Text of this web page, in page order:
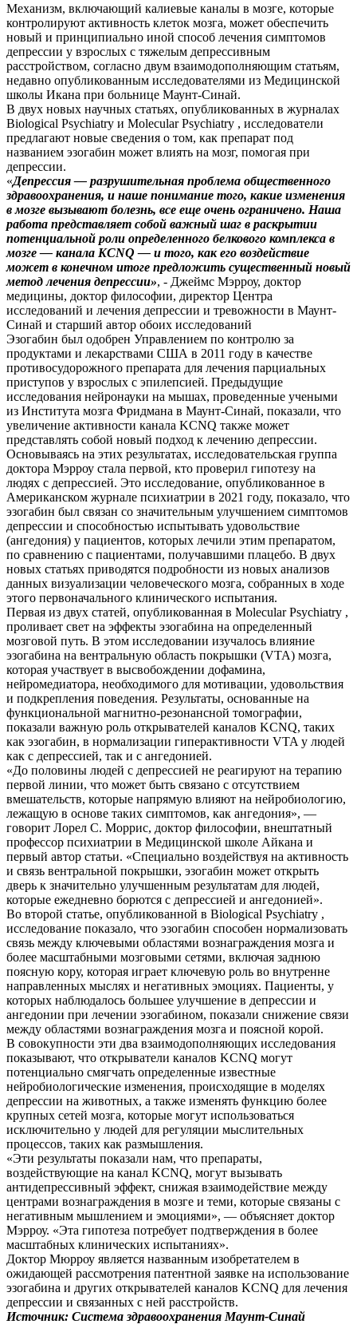
Механизм, включающий калиевые каналы в мозге, которые
контролируют активность клеток мозга, может обеспечить
новый и принципиально иной способ лечения симптомов
депрессии у взрослых с тяжелым депрессивным
расстройством, согласно двум взаимодополняющим статьям,
недавно опубликованным исследователями из Медицинской
школы Икана при больнице Маунт-Синай.
В двух новых научных статьях, опубликованных в журналах
Biological Psychiatry и Molecular Psychiatry , исследователи
предлагают новые сведения о том, как препарат под
названием эзогабин может влиять на мозг, помогая при
депрессии.
«Депрессия — разрушительная проблема общественного
здравоохранения, и наше понимание того, какие изменения
в мозге вызывают болезнь, все еще очень ограничено. Наша
работа представляет собой важный шаг в раскрытии
потенциальной роли определенного белкового комплекса в
мозге — канала KCNQ — и того, как его воздействие
может в конечном итоге предложить существенный новый
метод лечения депрессии», - Джеймс Мэрроу, доктор
медицины, доктор философии, директор Центра
исследований и лечения депрессии и тревожности в Маунт-
Синай и старший автор обоих исследований
Эзогабин был одобрен Управлением по контролю за
продуктами и лекарствами США в 2011 году в качестве
противосудорожного препарата для лечения парциальных
приступов у взрослых с эпилепсией. Предыдущие
исследования нейронауки на мышах, проведенные учеными
из Института мозга Фридмана в Маунт-Синай, показали, что
увеличение активности канала KCNQ также может
представлять собой новый подход к лечению депрессии.
Основываясь на этих результатах, исследовательская группа
доктора Мэрроу стала первой, кто проверил гипотезу на
людях с депрессией. Это исследование, опубликованное в
Американском журнале психиатрии в 2021 году, показало, что
эзогабин был связан со значительным улучшением симптомов
депрессии и способностью испытывать удовольствие
(ангедония) у пациентов, которых лечили этим препаратом,
по сравнению с пациентами, получавшими плацебо. В двух
новых статьях приводятся подробности из новых анализов
данных визуализации человеческого мозга, собранных в ходе
этого первоначального клинического испытания.
Первая из двух статей, опубликованная в Molecular Psychiatry ,
проливает свет на эффекты эзогабина на определенный
мозговой путь. В этом исследовании изучалось влияние
эзогабина на вентральную область покрышки (VTA) мозга,
которая участвует в высвобождении дофамина,
нейромедиатора, необходимого для мотивации, удовольствия
и подкрепления поведения. Результаты, основанные на
функциональной магнитно-резонансной томографии,
показали важную роль открывателей каналов KCNQ, таких
как эзогабин, в нормализации гиперактивности VTA у людей
как с депрессией, так и с ангедонией.
«До половины людей с депрессией не реагируют на терапию
первой линии, что может быть связано с отсутствием
вмешательств, которые напрямую влияют на нейробиологию,
лежащую в основе таких симптомов, как ангедония», —
говорит Лорел С. Моррис, доктор философии, внештатный
профессор психиатрии в Медицинской школе Айкана и
первый автор статьи. «Специально воздействуя на активность
и связь вентральной покрышки, эзогабин может открыть
дверь к значительно улучшенным результатам для людей,
которые ежедневно борются с депрессией и ангедонией».
Во второй статье, опубликованной в Biological Psychiatry ,
исследование показало, что эзогабин способен нормализовать
связь между ключевыми областями вознаграждения мозга и
более масштабными мозговыми сетями, включая заднюю
поясную кору, которая играет ключевую роль во внутренне
направленных мыслях и негативных эмоциях. Пациенты, у
которых наблюдалось большее улучшение в депрессии и
ангедонии при лечении эзогабином, показали снижение связи
между областями вознаграждения мозга и поясной корой.
В совокупности эти два взаимодополняющих исследования
показывают, что открыватели каналов KCNQ могут
потенциально смягчать определенные известные
нейробиологические изменения, происходящие в моделях
депрессии на животных, а также изменять функцию более
крупных сетей мозга, которые могут использоваться
исключительно у людей для регуляции мыслительных
процессов, таких как размышления.
«Эти результаты показали нам, что препараты,
воздействующие на канал KCNQ, могут вызывать
антидепрессивный эффект, снижая взаимодействие между
центрами вознаграждения в мозге и теми, которые связаны с
негативным мышлением и эмоциями», — объясняет доктор
Мэрроу. «Эта гипотеза потребует подтверждения в более
масштабных клинических испытаниях».
Доктор Мюрроу является названным изобретателем в
ожидающей рассмотрения патентной заявке на использование
эзогабина и других открывателей каналов KCNQ для лечения
депрессии и связанных с ней расстройств.
Источник: Система здравоохранения Маунт-Синай